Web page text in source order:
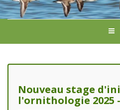
Nouveau stage
l'ornithologie 2025 -